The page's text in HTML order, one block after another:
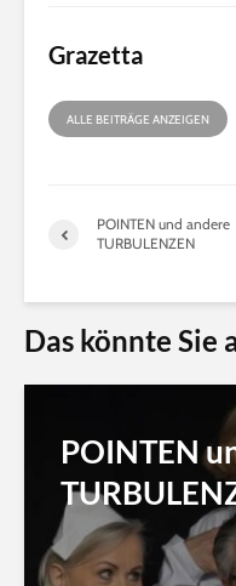
Grazetta
ALLE BEITRÄGE ANZEIGEN
POINTEN und andere
TURBULENZEN
Das könnte Sie
POINTEN